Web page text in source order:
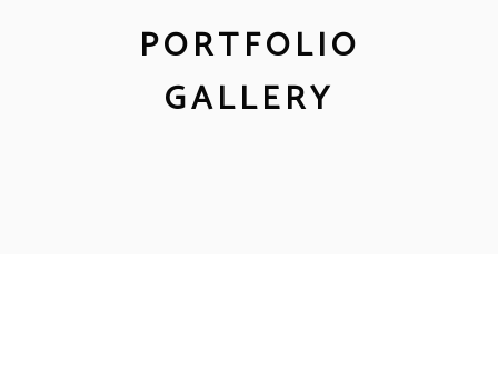
PORTFOLIO
GALLERY